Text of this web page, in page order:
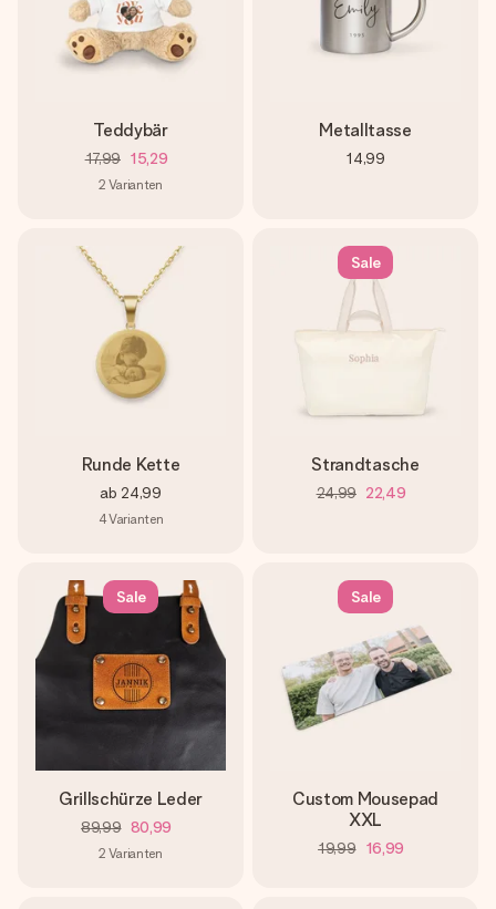
Teddybär
17,99 15,29
2 Varianten
Metalltasse
14,99
Runde Kette
ab 24,99
4Varianten
Sale
Strandtasche
24,99 22,49
Sale
Grillschürze Leder
89,99 80,99
2 Varianten
Sale
Custom Mousepad
XXL
19,99 16,99